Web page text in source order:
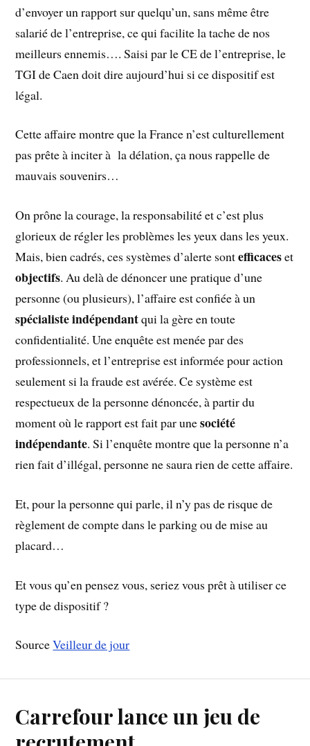
d’envoyer un rapport sur quelqu’un, sans même être
salarié de l’entreprise, ce qui facilite la tache de nos
meilleurs ennemis…. Saisi par le CE de l’entreprise, le
TGI de Caen doit dire aujourd’hui si ce dispositif est
légal.
Cette affaire montre que la France n’est culturellement
pas prête à inciter à la délation, ça nous rappelle de
mauvais souvenirs…
On prône la courage, la responsabilité et c’est plus
glorieux de régler les problèmes les yeux dans les yeux.
Mais, bien cadrés, ces systèmes d’alerte sontefficaceset
objectifs. Au delà de dénoncer une pratique d’une
personne (ou plusieurs), l’affaire est confiée à un
spécialiste indépendantqui la gère en toute
confidentialité. Une enquête est menée par des
professionnels, et l’entreprise est informée pour action
seulement si la fraude est avérée. Ce système est
respectueux de la personne dénoncée, à partir du
moment où le rapport est fait par unesociété
indépendante. Si l’enquête montre que la personne n’a
rien fait d’illégal, personne ne saura rien de cette affaire.
Et, pour la personne qui parle, il n’y pas de risque de
règlement de compte dans le parking ou de mise au
placard…
Et vous qu’en pensez vous, seriez vous prêt à utiliser ce
type de dispositif ?
SourceVeilleur de jour
Carrefour lance un jeu de